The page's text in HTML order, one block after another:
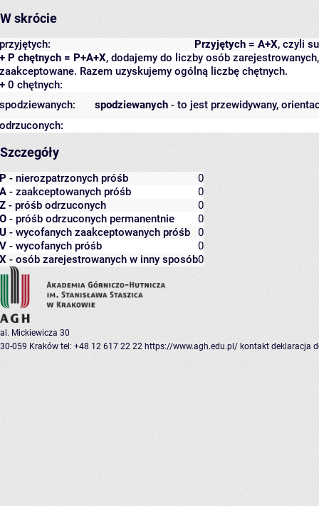
W skrócie
Przyjętych = A+X, czyli
przyjętych:
+ P chętnych = P+A+X, dodajemy do liczby osób
zaakceptowane. Razem uzyskujemy ogólną liczbę chętnych.
+ 0 chętnych:
spodziewanych - to jest przewidywany,
spodziewanych:
odrzuconych:
Szczegóły
P - nierozpatrzonych próśb
0
A - zaakceptowanych próśb
0
Z - próśb odrzuconych
0
O - próśb odrzuconych permanentnie
0
U - wycofanych zaakceptowanych próśb
0
V - wycofanych próśb
0
X - osób zarejestrowanych w inny sposób0
al. Mickiewicza 30
30-059 Kraków tel: +48 12 617 22 22 https://www.agh.edu.pl/ kontakt deklaracja